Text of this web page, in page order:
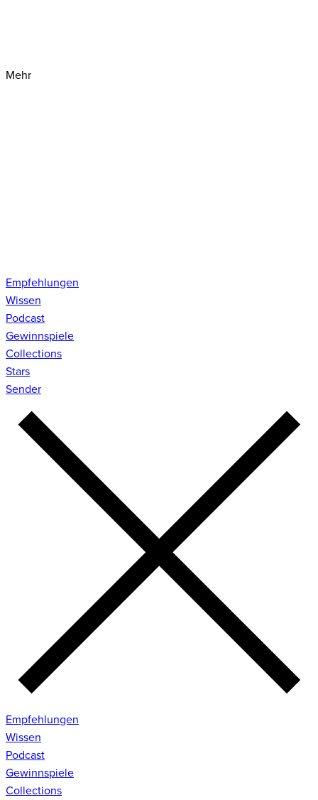
Mehr
Empfehlungen
Wissen
Podcast
Gewinnspiele
Collections
Stars
Sender
Empfehlungen
Wissen
Podcast
Gewinnspiele
Collections